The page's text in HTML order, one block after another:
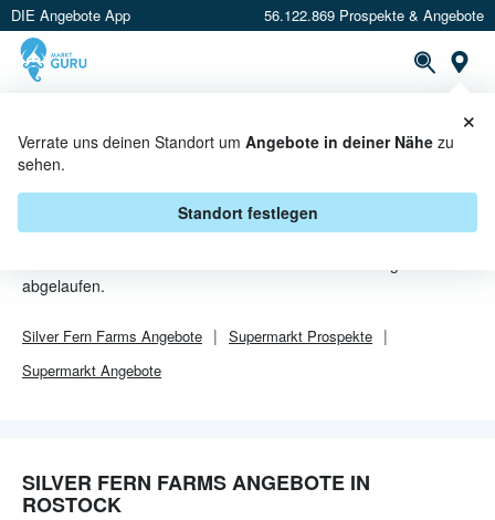
DIE Angebote App 56.122.869 Prospekte & Angebote
Verrate uns deinen Standort um Angebote in deiner Nähe zu
sehen.
Standort festlegen
×
SILVER FERN FARMS ANGEBOTE
IN ROSTOCK
abgelaufen.
Silver Fern Farms Angebote Supermarkt Prospekte
Supermarkt Angebote
SILVER FERN FARMS ANGEBOTE IN
ROSTOCK